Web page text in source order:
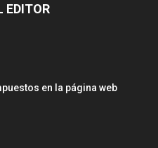
EDITOR
en la página web